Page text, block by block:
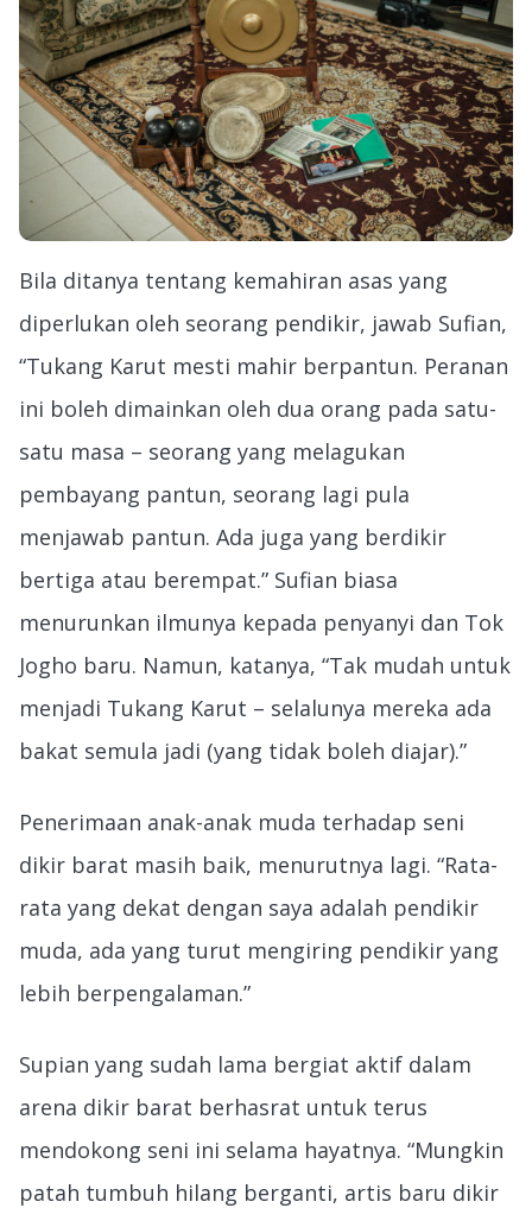
Bila ditanya tentang kemahiran asas yang
diperlukan oleh seorang pendikir, jawab Sufian,
“Tukang Karut mesti mahir berpantun. Peranan
ini boleh dimainkan oleh dua orang pada satu-
satu masa – seorang yang melagukan
pembayang pantun, seorang lagi pula
menjawab pantun. Ada juga yang berdikir
bertiga atau berempat.” Sufian biasa
menurunkan ilmunya kepada penyanyi dan Tok
Jogho baru. Namun, katanya, “Tak mudah untuk
menjadi Tukang Karut – selalunya mereka ada
bakat semula jadi (yang tidak boleh diajar).”
Penerimaan anak-anak muda terhadap seni
dikir barat masih baik, menurutnya lagi. “Rata-
rata yang dekat dengan saya adalah pendikir
muda, ada yang turut mengiring pendikir yang
lebih berpengalaman.”
Supian yang sudah lama bergiat aktif dalam
arena dikir barat berhasrat untuk terus
mendokong seni ini selama hayatnya. “Mungkin
patah tumbuh hilang berganti, artis baru dikir